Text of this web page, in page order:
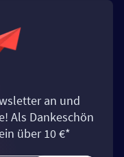
an und
Als Dankeschön
über 10 €*